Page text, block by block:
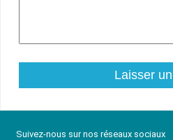
Suivez-nous sur nos réseaux sociaux